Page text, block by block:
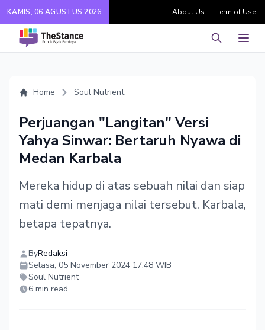
KAMIS, 06 AGUSTUS 2026 About Us Term of Use
Pencarian
Home Soul Nutrient
Perjuangan "Langitan" Versi
Yahya Sinwar: Bertaruh Nyawa di
Medan Karbala
Mereka hidup di atas sebuah nilai dan siap
mati demi menjaga nilai tersebut. Karbala,
betapa tepatnya.
ByRedaksi
Selasa, 05 November 2024 17:48 WIB
Soul Nutrient
6 min read